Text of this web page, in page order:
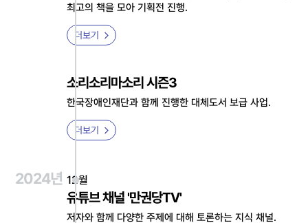
최고의 책을 모아 기획전 진행.
더보기
소리소리마소리 시즌3
한국장애인재단과 함께 진행한 대체도서 보급 사업.
더보기
2024년 12월
유튜브 채널 '만권당TV'
저자와 함께 다양한 주제에 대해 토론하는 지식 채널.